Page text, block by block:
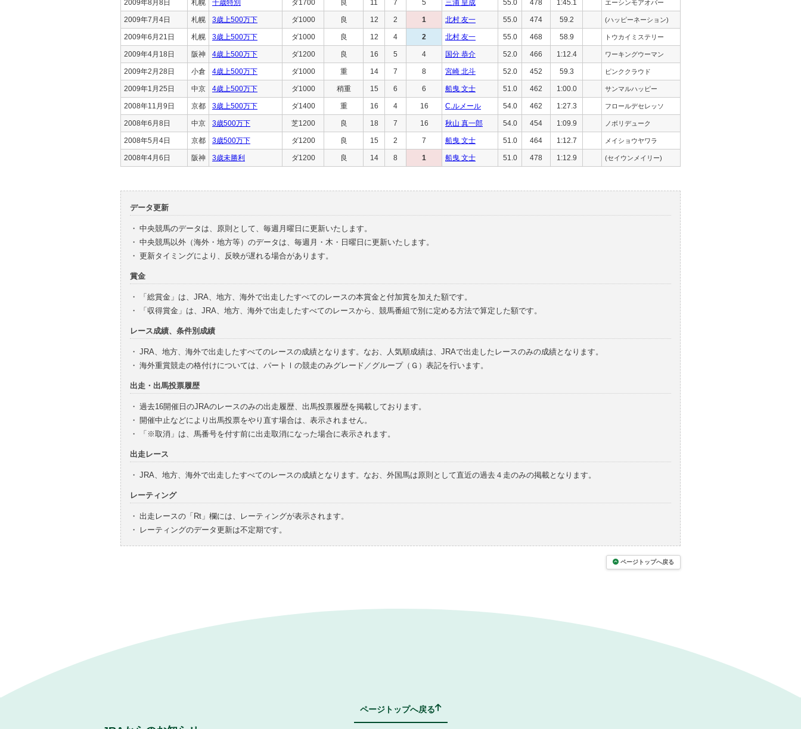
2009年8月8日 札幌 千歳特別 ダ1700 良 11 7 5 三浦 皇成 55.0 478 1:45.1 エーシンモアオバー
2009年7月4日 札幌 3歳上500万下 ダ1000 良 12 2 1 北村 友一 55.0 474 59.2 (ハッピーネーション)
2009年6月21日 札幌 3歳上500万下 ダ1000 良 12 4 2 北村 友一 55.0 468 58.9 トウカイミステリー
2009年4月18日 阪神 4歳上500万下 ダ1200 良 16 5 4 国分 恭介 52.0 466 1:12.4 ワーキングウーマン
2009年2月28日 小倉 4歳上500万下 ダ1000 重 14 7 8 宮崎 北斗 52.0 452 59.3 ピンククラウド
2009年1月25日 中京 4歳上500万下 ダ1000 稍重 15 6 6 船曳 文士 51.0 462 1:00.0 サンマルハッピー
2008年11月9日 京都 3歳上500万下 ダ1400 重 16 4 16 C.ルメール 54.0 462 1:27.3 フロールデセレッソ
2008年6月8日 中京 3歳500万下 芝1200 良 18 7 16 秋山 真一郎 54.0 454 1:09.9 ノボリデューク
2008年5月4日 京都 3歳500万下 ダ1200 良 15 2 7 船曳 文士 51.0 464 1:12.7 メイショウヤワラ
2008年4月6日 阪神 3歳未勝利 ダ1200 良 14 8 1 船曳 文士 51.0 478 1:12.9 (セイウンメイリー)
データ更新
・ 中央競馬のデータは、原則として、毎週月曜日に更新いたします。
・ 中央競馬以外（海外・地方等）のデータは、毎週月・木・日曜日に更新いたします。
・ 更新タイミングにより、反映が遅れる場合があります。
賞金
・
「総賞金」は、JRA、地方、海外で出走したすべてのレースの本賞金と付加賞を加えた額です。
・
「収得賞金」は、JRA、地方、海外で出走したすべてのレースから、競馬番組で別に定める方法で算定した額です。
レース成績、条件別成績
・ JRA、地方、海外で出走したすべてのレースの成績となります。なお、人気順成績は、JRAで出走したレースのみの成績となります。
・ 海外重賞競走の格付けについては、パートⅠの競走のみグレード／グループ（Ｇ）表記を行います。
出走・出馬投票履歴
・ 過去16開催日のJRAのレースのみの出走履歴、出馬投票履歴を掲載しております。
・ 開催中止などにより出馬投票をやり直す場合は、表示されません。
・
「※取消」は、馬番号を付す前に出走取消になった場合に表示されます。
出走レース
・ JRA、地方、海外で出走したすべてのレースの成績となります。なお、外国馬は原則として直近の過去４走のみの掲載となります。
レーティング
・ 出走レースの「Rt」欄には、レーティングが表示されます。
・
レーティングのデータ更新は不定期です。
ページトップへ戻る
ページトップへ戻る